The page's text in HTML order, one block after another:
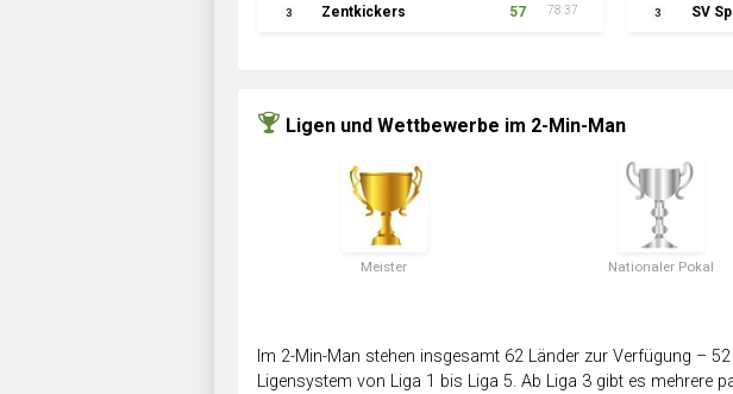
3 Zentkickers 57 78:37 3 SV
Ligen und Wettbewerbe im 2-Min-Man
Meister Nationaler Pokal
Im 2-Min-Man stehen insgesamt 62 Länder zur Verfügung –
Ligensystem von Liga 1 bis Liga 5. Ab Liga 3 gibt es mehrere